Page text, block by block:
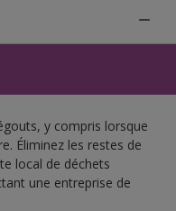
y compris lorsque
Éliminez les restes de
local de déchets
une entreprise de